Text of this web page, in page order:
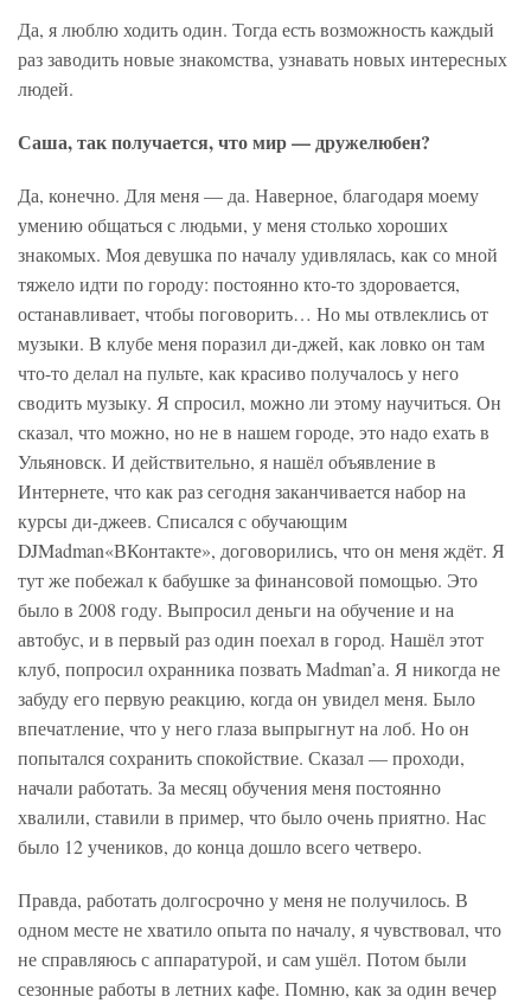
Да, я люблю ходить один. Тогда есть возможность каждый
раз заводить новые знакомства, узнавать новых интересных
людей.
Саша, так получается, что мир — дружелюбен?
Да, конечно. Для меня — да. Наверное, благодаря моему
умению общаться с людьми, у меня столько хороших
знакомых. Моя девушка по началу удивлялась, как со мной
тяжело идти по городу: постоянно кто-то здоровается,
останавливает, чтобы поговорить… Но мы отвлеклись от
музыки. В клубе меня поразил ди-джей, как ловко он там
что-то делал на пульте, как красиво получалось у него
сводить музыку. Я спросил, можно ли этому научиться. Он
сказал, что можно, но не в нашем городе, это надо ехать в
Ульяновск. И действительно, я нашёл объявление в
Интернете, что как раз сегодня заканчивается набор на
курсы ди-джеев. Списался с обучающим
DJMadman«ВКонтакте», договорились, что он меня ждёт. Я
тут же побежал к бабушке за финансовой помощью. Это
было в 2008 году. Выпросил деньги на обучение и на
автобус, и в первый раз один поехал в город. Нашёл этот
клуб, попросил охранника позвать Madman’а. Я никогда не
забуду его первую реакцию, когда он увидел меня. Было
впечатление, что у него глаза выпрыгнут на лоб. Но он
попытался сохранить спокойствие. Сказал — проходи,
начали работать. За месяц обучения меня постоянно
хвалили, ставили в пример, что было очень приятно. Нас
было 12 учеников, до конца дошло всего четверо.
Правда, работать долгосрочно у меня не получилось. В
одном месте не хватило опыта по началу, я чувствовал, что
не справляюсь с аппаратурой, и сам ушёл. Потом были
сезонные работы в летних кафе. Помню, как за один вечер